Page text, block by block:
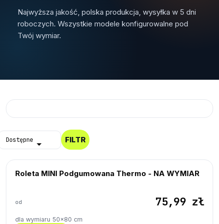
Rolety zaciemniające
Próbki Darmowe
Najwyższa jakość, polska produkcja, wysyłka w 5 dni
roboczych. Wszystkie modele konfigurowalne pod
Twój wymiar.
Dostępne  FILTR
Roleta MINI Podgumowana Thermo - NA WYMIAR
od 75,99 zł
dla wymiaru 50×80 cm